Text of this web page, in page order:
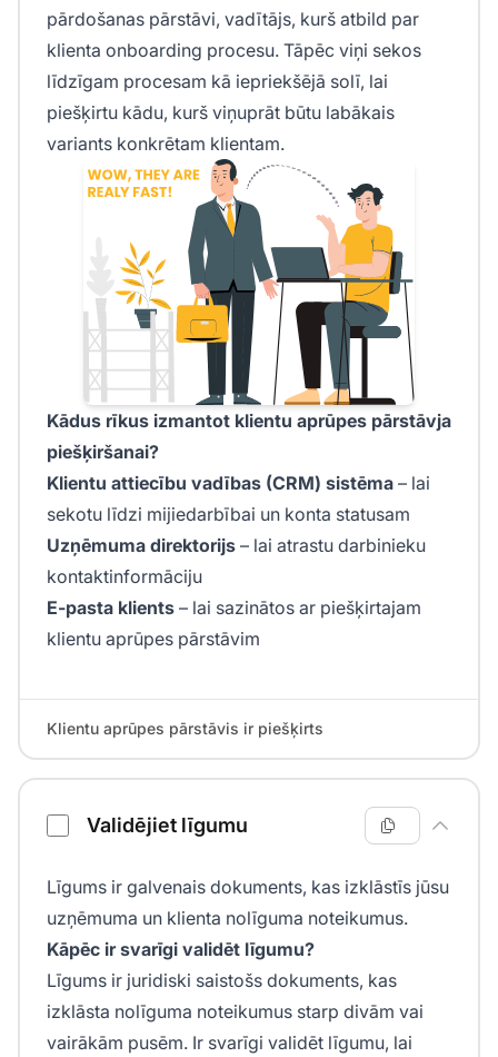
pārdošanas pārstāvi, vadītājs, kurš atbild par
klienta onboarding procesu. Tāpēc viņi sekos
līdzīgam procesam kā iepriekšējā solī, lai
piešķirtu kādu, kurš viņuprāt būtu labākais
variants konkrētam klientam.
Kādus rīkus izmantot klientu aprūpes pārstāvja
piešķiršanai?
Klientu attiecību vadības (CRM) sistēma – lai
sekotu līdzi mijiedarbībai un konta statusam
Uzņēmuma direktorijs – lai atrastu darbinieku
kontaktinformāciju
E-pasta klients – lai sazinātos ar piešķirtajam
klientu aprūpes pārstāvim
Klientu aprūpes pārstāvis ir piešķirts
Validējiet līgumu
Līgums ir galvenais dokuments, kas izklāstīs jūsu
uzņēmuma un klienta nolīguma noteikumus.
Kāpēc ir svarīgi validēt līgumu?
Līgums ir juridiski saistošs dokuments, kas
izklāsta nolīguma noteikumus starp divām vai
vairākām pusēm. Ir svarīgi validēt līgumu, lai